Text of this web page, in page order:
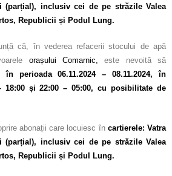
(parțial), inclusiv cei de pe străzile Valea
Republicii și Podul Lung.
că, în vederea refacerii stocului de apă
orașului Comarnic,
este nevoită să
în perioada 06.11.2024 – 08.11.2024, în
18:00 și 22:00 – 05:00, cu posibilitate de
abonații care locuiesc în cartierele: Vatra
(parțial), inclusiv cei de pe străzile Valea
Republicii și Podul Lung.